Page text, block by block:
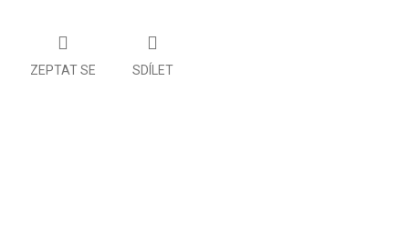
ZEPTAT SE SDÍLET